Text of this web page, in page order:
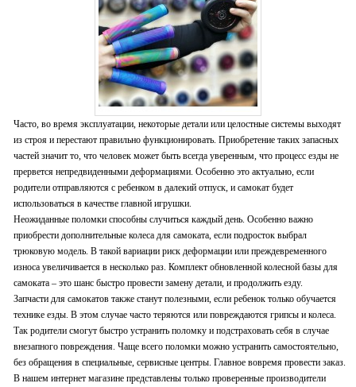
Часто, во время эксплуатации, некоторые детали или целостные системы выходят
из строя и перестают правильно функционировать. Приобретение таких запасных
частей значит то, что человек может быть всегда уверенным, что процесс езды не
прервется непредвиденными деформациями. Особенно это актуально, если
родители отправляются с ребенком в далекий отпуск, и самокат будет
использоваться в качестве главной игрушки.
Неожиданные поломки способны случиться каждый день. Особенно важно
приобрести дополнительные колеса для самоката, если подросток выбрал
трюковую модель. В такой вариации риск деформации или преждевременного
износа увеличивается в несколько раз. Комплект обновленной колесной базы для
самоката – это шанс быстро провести замену детали, и продолжить езду.
Запчасти для самокатов также станут полезными, если ребенок только обучается
технике езды. В этом случае часто теряются или повреждаются грипсы и колеса.
Так родители смогут быстро устранить поломку и подстраховать себя в случае
внезапного повреждения. Чаще всего поломки можно устранить самостоятельно,
без обращения в специальные, сервисные центры. Главное вовремя провести заказ.
В нашем интернет магазине представлены только проверенные производители